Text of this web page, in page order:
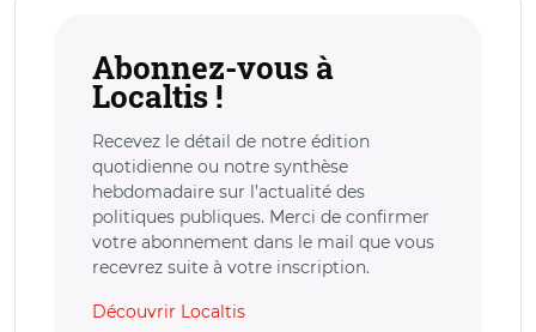
Abonnez-vous à
Localtis !
Recevez le détail de notre édition
quotidienne ou notre synthèse
hebdomadaire sur l’actualité des
politiques publiques. Merci de confirmer
votre abonnement dans le mail que vous
recevrez suite à votre inscription.
Découvrir Localtis